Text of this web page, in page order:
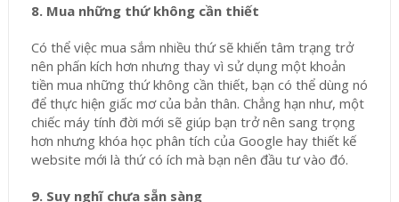
8. Mua những thứ không cần thiết
Có thể việc mua sắm nhiều thứ sẽ khiến tâm trạng trở
nên phấn kích hơn nhưng thay vì sử dụng một khoản
tiền mua những thứ không cần thiết, bạn có thể dùng nó
để thực hiện giấc mơ của bản thân. Chẳng hạn như, một
chiếc máy tính đời mới sẽ giúp bạn trở nên sang trọng
hơn nhưng khóa học phân tích của Google hay thiết kế
website mới là thứ có ích mà bạn nên đầu tư vào đó.
9. Suy nghĩ chưa sẵn sàng